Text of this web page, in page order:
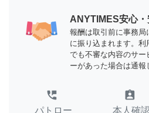
ANYTIMES安心
報酬は取引前に事務局
に振り込まれます。利
でも不審な内容のサ
ーがあった場合は通報
perm_phone_msg
パトロー
assignment_ind
本人確